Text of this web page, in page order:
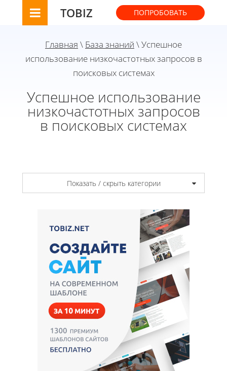
TOBIZ ПОПРОБОВАТЬ
Главная \ База знаний \ Успешное
использование низкочастотных запросов в
поисковых системах
Успешное использование
низкочастотных запросов
в поисковых системах
Показать / скрыть категории